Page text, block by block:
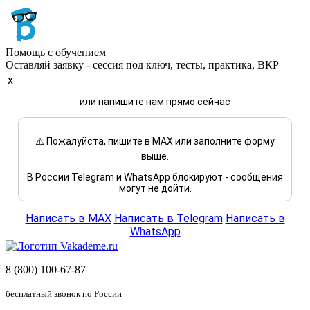
Помощь с обучением
Оставляй заявку - сессия под ключ, тесты, практика, ВКР
x
или напишите нам прямо сейчас
⚠️ Пожалуйста, пишите в MAX или заполните форму
выше.
В России Telegram и WhatsApp блокируют - сообщения
могут не дойти.
Написать в MAX Написать в Telegram Написать в
WhatsApp
8 (800) 100-67-87
бесплатный звонок по России